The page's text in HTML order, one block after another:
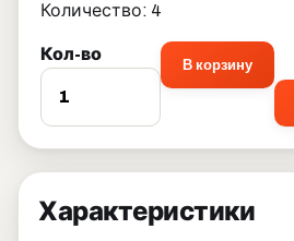
Количество: 4
Кол-во
В корзину
Характеристики